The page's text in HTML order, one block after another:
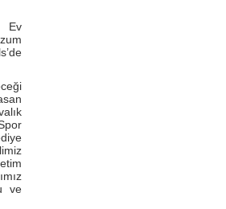
Ev
ve